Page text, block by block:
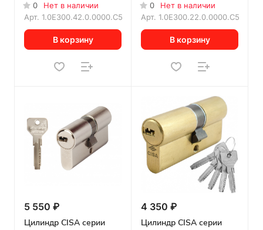
0
Нет в наличии
Арт. 1.0E300.42.0.0000.C5
В корзину
0
Нет в наличии
Арт. 1.0E300.22.0.0000.C5
В корзину
5 550 ₽
Цилиндр CISA серии
4 350 ₽
Цилиндр CISA серии